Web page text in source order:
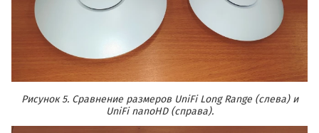
Рисунок 5. Сравнение размеров UniFi Long Range (слева) и
UniFi nanoHD (справа).